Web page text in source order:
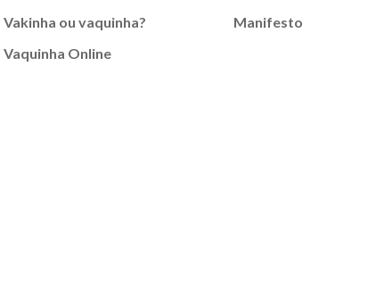
Vakinha ou vaquinha?
Vaquinha Online
Manifesto